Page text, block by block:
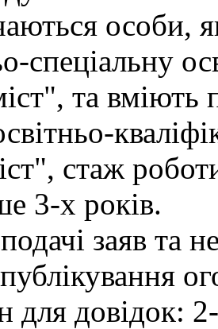
особи,
спеціальну
та
стаж
3-х років.
заяв та
для довідок: